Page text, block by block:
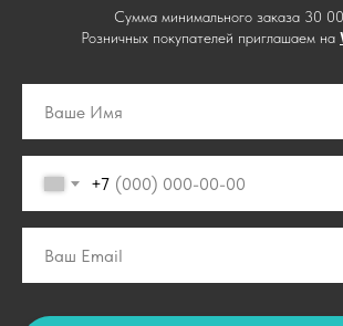
Сумма минимального заказа 30
Розничных покупателей приглашаем на
+7